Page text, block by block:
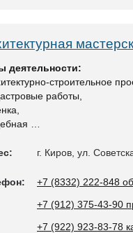
деятельности:
строительное
работы,
…
г. Киров, ул.
+7 (8332) 222-848
+7 (912) 375-43-90
+7 (922) 923-83-78